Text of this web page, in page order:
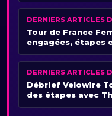
DERNIERS ARTICLES
Tour de France
engagées, étapes
DERNIERS ARTICLES
Débrief Velowire
des étapes avec